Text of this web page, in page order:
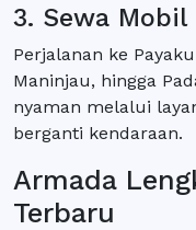
3. Sewa Mobil
Perjalanan ke
Maninjau, hingga
nyaman melalui
berganti kendaraan.
Armada
Terbaru